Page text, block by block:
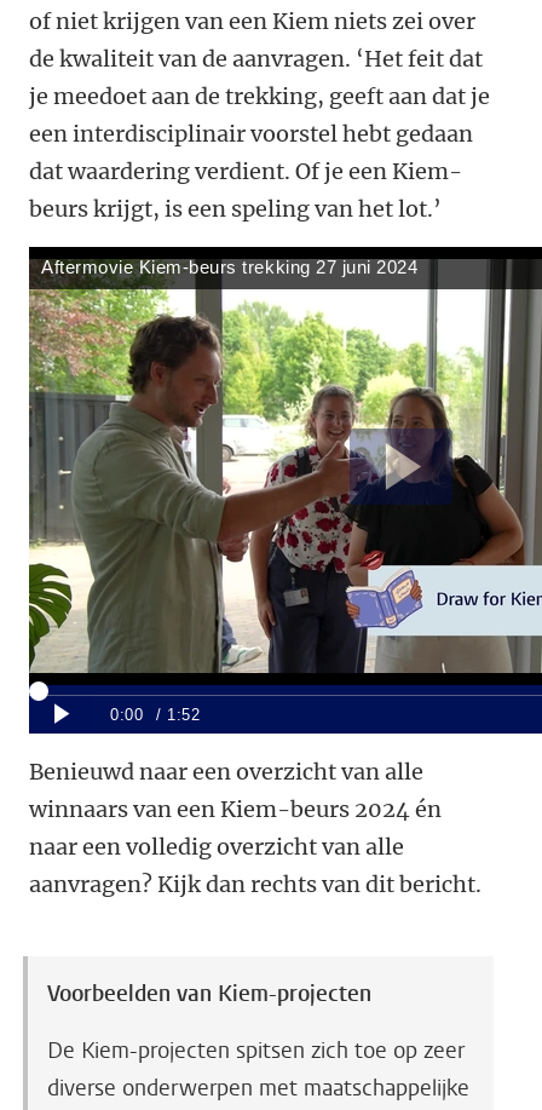
of niet krijgen van een Kiem niets zei over
de kwaliteit van de aanvragen. ‘Het feit dat
je meedoet aan de trekking, geeft aan dat je
een interdisciplinair voorstel hebt gedaan
dat waardering verdient. Of je een Kiem-
beurs krijgt, is een speling van het lot.’
Benieuwd naar een overzicht van alle
winnaars van een Kiem-beurs 2024 én
naar een volledig overzicht van alle
aanvragen? Kijk dan rechts van dit bericht.
Voorbeelden van Kiem-projecten
De Kiem-projecten spitsen zich toe op zeer
diverse onderwerpen met maatschappelijke